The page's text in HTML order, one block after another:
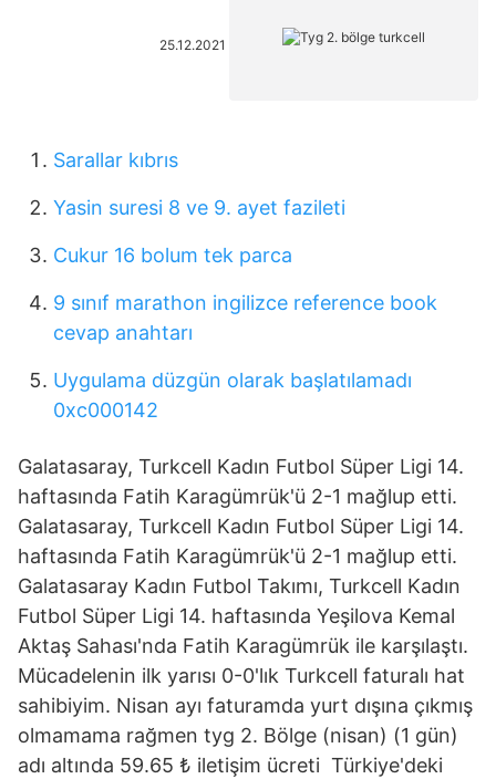
25.12.2021
Sarallar kıbrıs
Yasin suresi 8 ve 9. ayet fazileti
Cukur 16 bolum tek parca
9 sınıf marathon ingilizce reference book
cevap anahtarı
Uygulama düzgün olarak başlatılamadı
0xc000142
Galatasaray, Turkcell Kadın Futbol Süper Ligi 14.
haftasında Fatih Karagümrük'ü 2-1 mağlup etti.
Galatasaray, Turkcell Kadın Futbol Süper Ligi 14.
haftasında Fatih Karagümrük'ü 2-1 mağlup etti.
Galatasaray Kadın Futbol Takımı, Turkcell Kadın
Futbol Süper Ligi 14. haftasında Yeşilova Kemal
Aktaş Sahası'nda Fatih Karagümrük ile karşılaştı.
Mücadelenin ilk yarısı 0-0'lık Turkcell faturalı hat
sahibiyim. Nisan ayı faturamda yurt dışına çıkmış
olmamama rağmen tyg 2. Bölge (nisan) (1 gün)
adı altında 59.65 ₺ iletişim ücreti Türkiye'deki